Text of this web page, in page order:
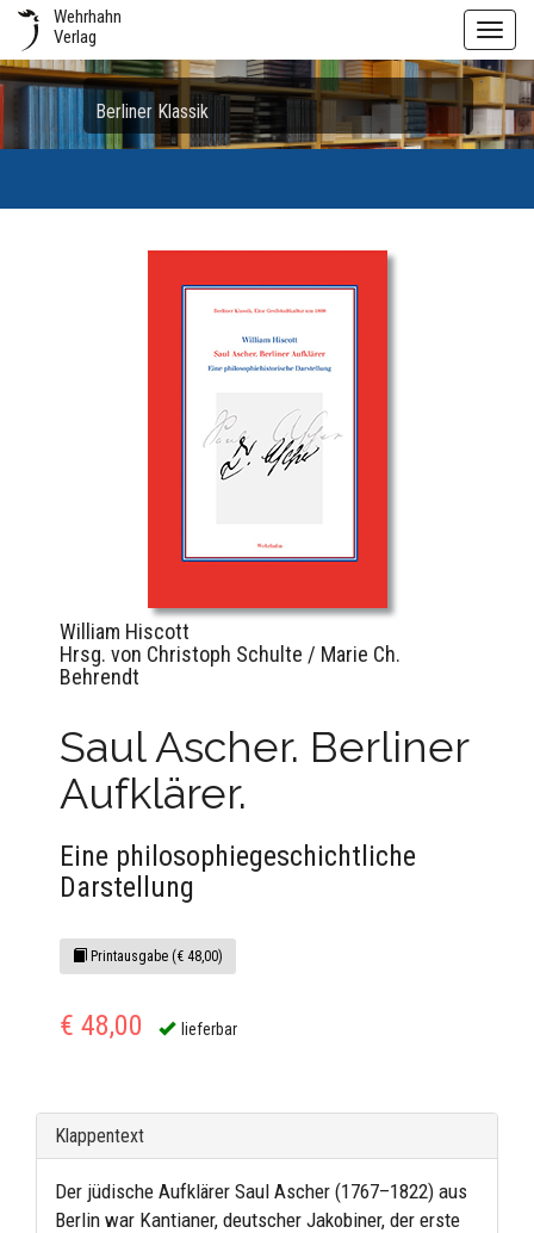
Wehrhahn
Verlag
Berliner Klassik
William Hiscott
Hrsg. von Christoph Schulte / Marie Ch.
Behrendt
Saul Ascher. Berliner
Aufklärer.
Eine philosophiegeschichtliche
Darstellung
Printausgabe (€ 48,00)
€ 48,00 lieferbar
Klappentext
Der jüdische Aufklärer Saul Ascher (1767–1822) aus
Berlin war Kantianer, deutscher Jakobiner, der erste